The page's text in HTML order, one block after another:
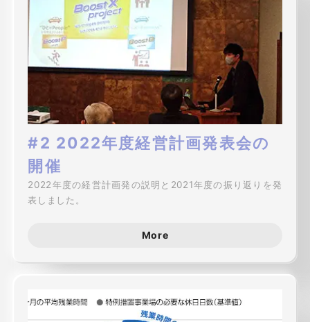
#2 2022年度経営計画発表会の
開催
2022年度の経営計画発の説明と2021年度の振り返りを発
表しました。
More